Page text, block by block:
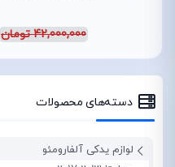
42,000,000 تومان
دسته‌های محصولات
لوازم یدکی آلفارومئو